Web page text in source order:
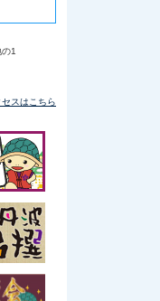
1
スはこちら